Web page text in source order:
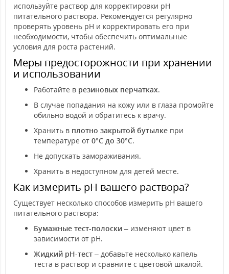
используйте раствор для корректировки pH
питательного раствора. Рекомендуется регулярно
проверять уровень pH и корректировать его при
необходимости, чтобы обеспечить оптимальные
условия для роста растений.
Меры предосторожности при хранении
и использовании
Работайте в резиновых перчатках.
В случае попадания на кожу или в глаза промойте
обильно водой и обратитесь к врачу.
Хранить в плотно закрытой бутылке при
температуре от 0°C до 30°C.
Не допускать замораживания.
Хранить в недоступном для детей месте.
Как измерить pH вашего раствора?
Существует несколько способов измерить pH вашего
питательного раствора:
Бумажные тест-полоски – изменяют цвет в
зависимости от pH.
Жидкий pH-тест – добавьте несколько капель
теста в раствор и сравните с цветовой шкалой.